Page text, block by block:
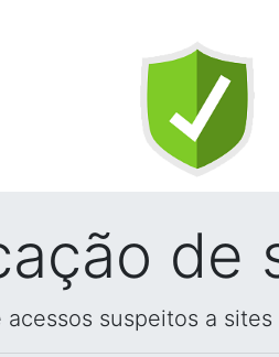
de
suspeitos a